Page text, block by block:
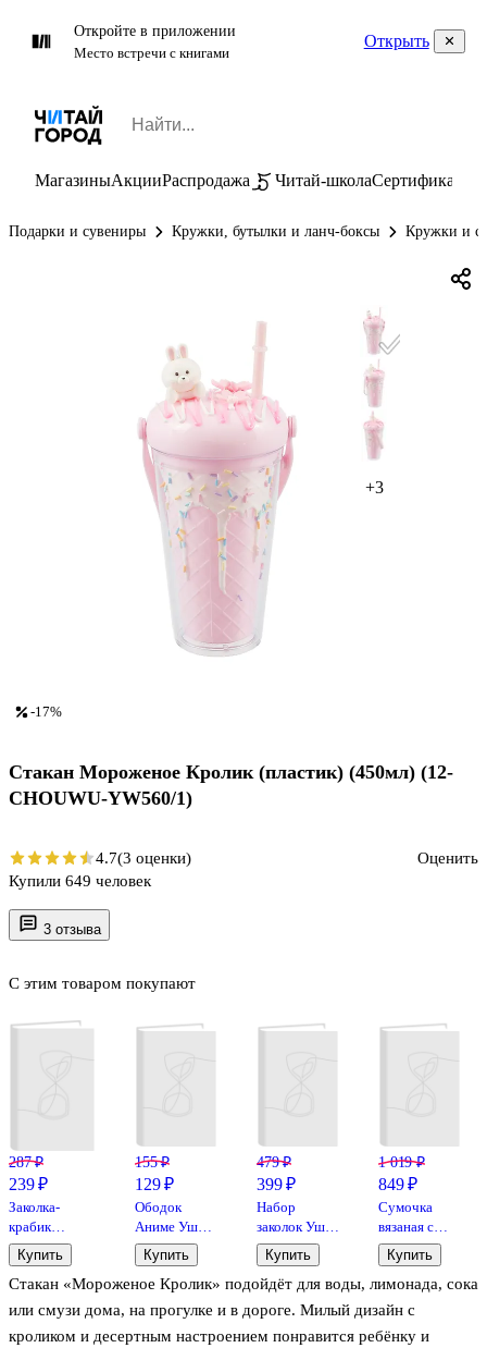
Откройте в приложении
Место встречи с книгами
Открыть
МагазиныАкцииРаспродажа Читай-школаСертификаты
Подарки и сувениры Кружки, бутылки и ланч-боксы Кружки и
+3
3 отзыва
Стакан «Мороженое Кролик» подойдёт для воды, лимонада, сока
или смузи дома, на прогулке и в дороге. Милый дизайн с
кроликом и десертным настроением понравится ребёнку и
С этим товаром покупают
287 ₽
239 ₽
Заколка-
крабик
светло-
розовая
(искусственный
мех) (8 см),
Купить
155 ₽
129 ₽
Ободок
Аниме Ушки
(черные)
(иск.мех)
(27х25)
Купить
479 ₽
399 ₽
Набор
заколок Ушки
со стразами
(2 штуки)
(золотые)
(металл),
Купить
1 019 ₽
849 ₽
Сумочка
вязаная с
застежкой
Котики Nice,
Bookvalno
Купить
-17%
Стакан Мороженое Кролик (пластик) (450мл) (12-
CHOUWU-YW560/1)
4.7(3 оценки)
Оценить
Купили 649 человек